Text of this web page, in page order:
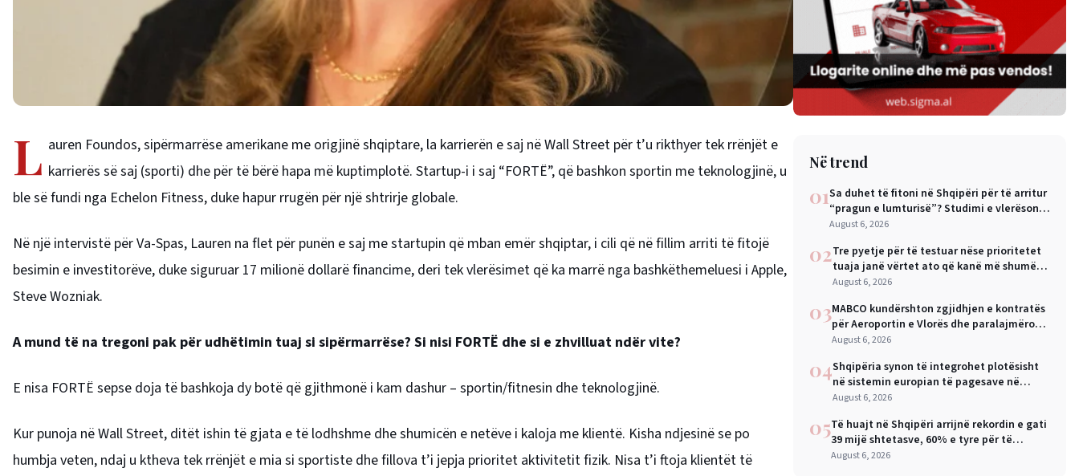
L auren Foundos, sipërmarrëse amerikane me origjinë shqiptare, la karrierën e saj në Wall Street për t’u rikthyer tek rrënjët e
karrierës së saj (sporti) dhe për të bërë hapa më kuptimplotë. Startup-i i saj “FORTË”, që bashkon sportin me teknologjinë, u
ble së fundi nga Echelon Fitness, duke hapur rrugën për një shtrirje globale.
Në një intervistë për Va-Spas, Lauren na flet për punën e saj me startupin që mban emër shqiptar, i cili që në fillim arriti të fitojë
besimin e investitorëve, duke siguruar 17 milionë dollarë financime, deri tek vlerësimet që ka marrë nga bashkëthemeluesi i Apple,
Steve Wozniak.
A mund të na tregoni pak për udhëtimin tuaj si sipërmarrëse? Si nisi FORTË dhe si e zhvilluat ndër vite?
E nisa FORTË sepse doja të bashkoja dy botë që gjithmonë i kam dashur – sportin/fitnesin dhe teknologjinë.
Kur punoja në Wall Street, ditët ishin të gjata e të lodhshme dhe shumicën e netëve i kaloja me klientë. Kisha ndjesinë se po
humbja veten, ndaj u ktheva tek rrënjët e mia si sportiste dhe fillova t’i jepja prioritet aktivitetit fizik. Nisa t’i ftoja klientët të
Në trend
01Sa duhet të fitoni në Shqipëri për të arritur
“pragun e lumturisë”? Studimi e vlerëson
në 28 mijë dollarë në vit
August 6, 2026
02Tre pyetje për të testuar nëse prioritetet
tuaja janë vërtet ato që kanë më shumë
rëndësi
August 6, 2026
03MABCO kundërshton zgjidhjen e kontratës
për Aeroportin e Vlorës dhe paralajmëron
arbitrazh ndërkombëtar
August 6, 2026
04Shqipëria synon të integrohet plotësisht
në sistemin europian të pagesave në
nëntor, Sejko: Kursime të mëdha për
August 6, 2026
05Të huajt në Shqipëri arrijnë rekordin e gati
39 mijë shtetasve, 60% e tyre për të
punuar
August 6, 2026